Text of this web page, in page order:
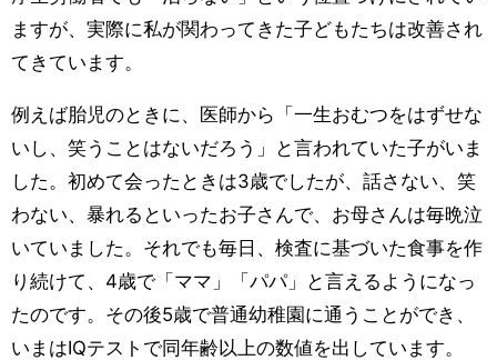
ますが、実際に私が関わってきた子どもたちは改善され
てきています。
例えば胎児のときに、医師から「一生おむつをはずせな
いし、笑うことはないだろう」と言われていた子がいま
した。初めて会ったときは3歳でしたが、話さない、笑
わない、暴れるといったお子さんで、お母さんは毎晩泣
いていました。それでも毎日、検査に基づいた食事を作
り続けて、4歳で「ママ」「パパ」と言えるようになっ
たのです。その後5歳で普通幼稚園に通うことができ、
いまはIQテストで同年齢以上の数値を出しています。